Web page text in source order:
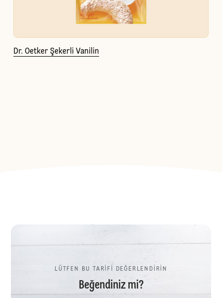
Dr. Oetker Şekerli Vanilin
LÜTFEN BU TARİFİ DEĞERLENDİRİN
Beğendiniz mi?